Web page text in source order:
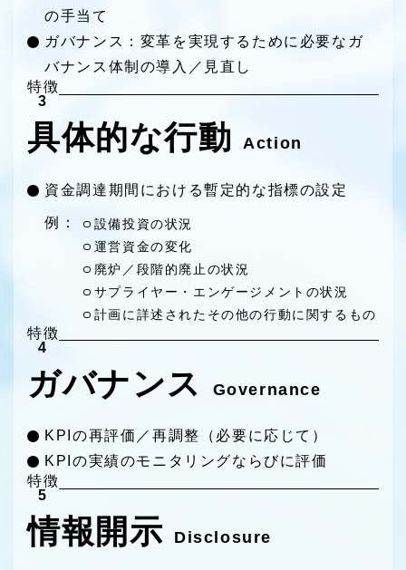
の手当て
ガバナンス：変革を実現するために必要なガ
バナンス体制の導入／見直し
特徴
3
具体的な行動Action
資金調達期間における暫定的な指標の設定
例：
設備投資の状況
運営資金の変化
廃炉／段階的廃止の状況
サプライヤー・エンゲージメントの状況
計画に詳述されたその他の行動に関するもの
特徴
4
ガバナンス Governance
KPIの再評価／再調整（必要に応じて）
KPIの実績のモニタリングならびに評価
特徴
5
情報開示 Disclosure